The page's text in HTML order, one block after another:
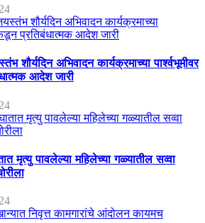
शौर्यदिन अभिवादन कार्यक्रमाच्या पार्श्वभूमीवर
आदेश जारी
मृत्यु पावलेल्या महिलेच्या गळ्यातील सव्वा